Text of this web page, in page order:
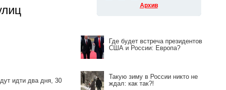
идти два дня, 30
Архив
Где будет встреча президентов
США и России: Европа?
Такую зиму в России никто не
ждал: как так?!